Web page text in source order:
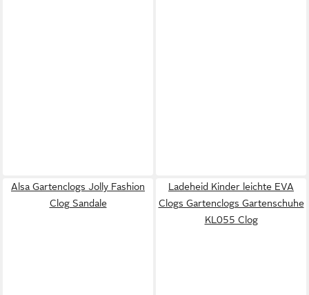
Alsa Gartenclogs Jolly Fashion
Clog Sandale
Ladeheid Kinder leichte EVA
Clogs Gartenclogs Gartenschuhe
KL055 Clog